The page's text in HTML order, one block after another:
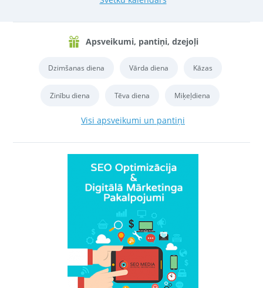
Apsveikumi, pantiņi, dzejoļi
Dzimšanas diena Vārda diena Kāzas
Zinību diena Tēva diena Miķeļdiena
Visi apsveikumi un pantiņi